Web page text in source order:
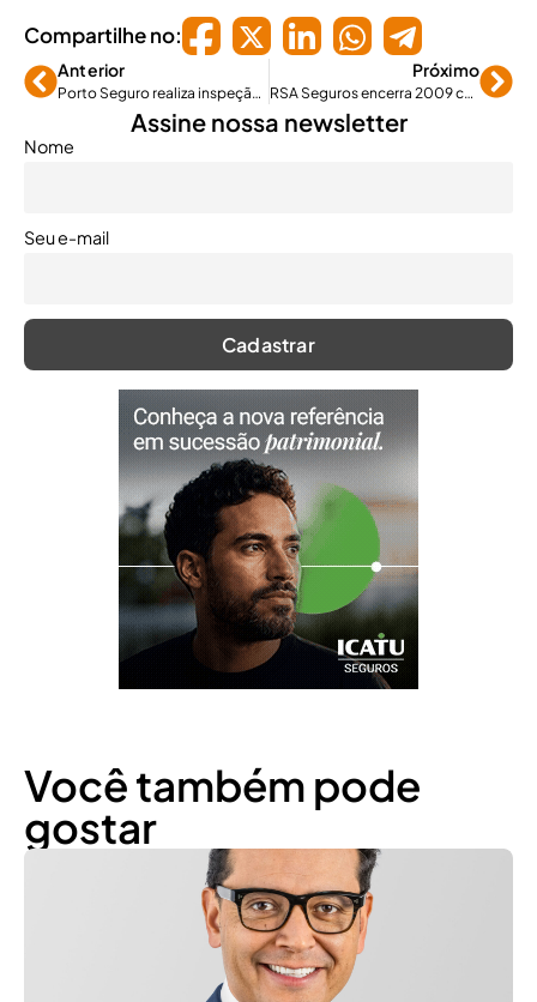
Compartilhe no:
Anterior
Porto Seguro realiza inspeção veicular gratuita em Mauá
Próximo
RSA Seguros encerra 2009 com crescimento de 10% no Brasil
Assine nossa newsletter
Nome
Seu e-mail
Você também pode
gostar